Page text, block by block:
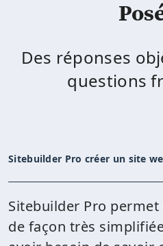
Des réponses
questions
Sitebuilder Pro créer un site
Sitebuilder Pro
de façon très